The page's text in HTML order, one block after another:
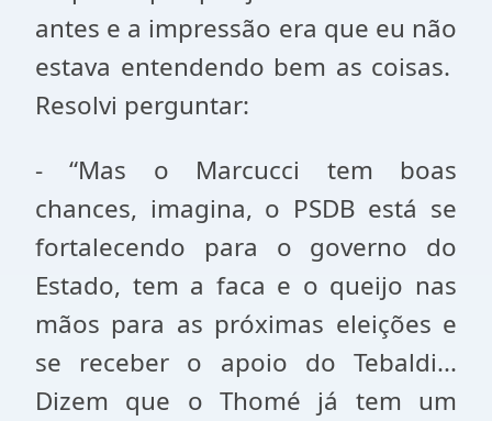
antes e a impressão era que eu não
estava entendendo bem as coisas.
Resolvi perguntar:
- “Mas o Marcucci tem boas
chances, imagina, o PSDB está se
fortalecendo para o governo do
Estado, tem a faca e o queijo nas
mãos para as próximas eleições e
se receber o apoio do Tebaldi...
Dizem que o Thomé já tem um